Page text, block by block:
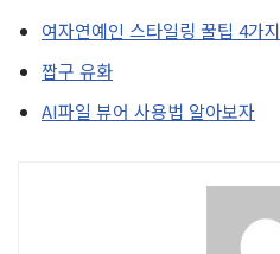
여자연예인 스타일링 꿀팁 4가지
짭구 유화
AI파일 뷰어 사용법 알아보자